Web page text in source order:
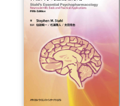
お買い物を続ける